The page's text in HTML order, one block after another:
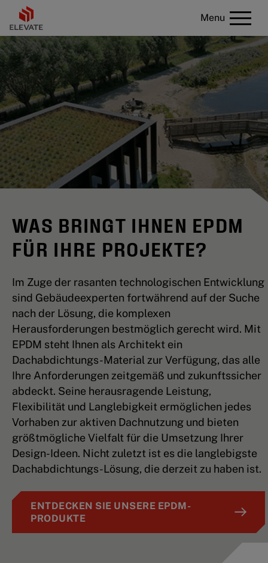
Menu
WAS BRINGT IHNEN EPDM
FÜR IHRE PROJEKTE?
Im Zuge der rasanten technologischen Entwicklung
sind Gebäudeexperten fortwährend auf der Suche
nach der Lösung, die komplexen
Herausforderungen bestmöglich gerecht wird. Mit
EPDM steht Ihnen als Architekt ein
Dachabdichtungs-Material zur Verfügung, das alle
Ihre Anforderungen zeitgemäß und zukunftssicher
abdeckt. Seine herausragende Leistung,
Flexibilität und Langlebigkeit ermöglichen jedes
Vorhaben zur aktiven Dachnutzung und bieten
größtmögliche Vielfalt für die Umsetzung Ihrer
Design-Ideen. Nicht zuletzt ist es die langlebigste
Dachabdichtungs-Lösung, die derzeit zu haben ist.
ENTDECKEN SIE UNSERE EPDM-
PRODUKTE